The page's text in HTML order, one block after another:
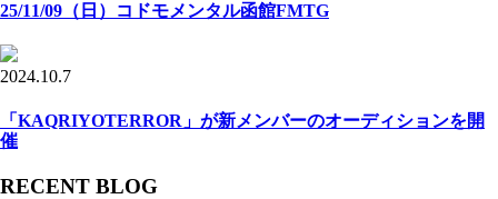
25/11/09（日）コドモメンタル函館FMTG
2024.10.7
「KAQRIYOTERROR」が新メンバーのオーディションを開
催
RECENT BLOG